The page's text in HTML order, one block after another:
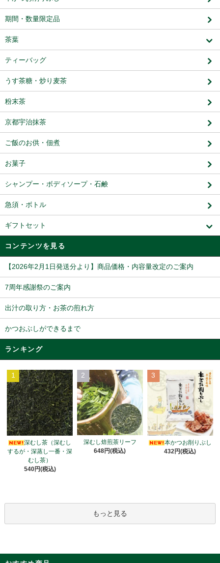
期間・数量限定品
茶葉
ティーバッグ
うす茶糖・炒り麦茶
粉末茶
京都宇治抹茶
ご飯のお供・佃煮
お菓子
シャンプー・ボディソープ・石鹸
急須・ボトル
ギフトセット
コンテンツを見る
【2026年2月1日発送分より】商品価格・内容量改定のご案内
7周年感謝祭のご案内
出汁の取り方・お茶の煎れ方
かつおぶしができるまで
ランキング
1
深むし茶（深むし
するが・深蒸し一番・深
むし茶）
540円(税込)
2
深むし焙煎茶リーフ
648円(税込)
3
本かつお削りぶし
432円(税込)
もっと見る